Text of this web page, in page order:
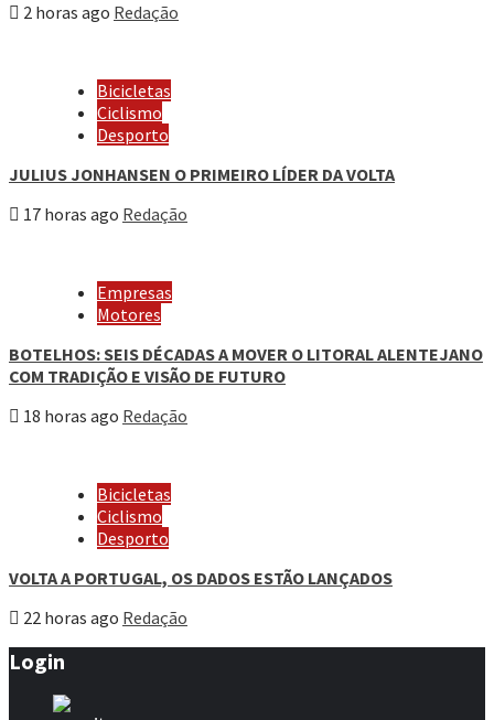
2 horas ago Redação
Bicicletas
Ciclismo
Desporto
JULIUS JONHANSEN O PRIMEIRO LÍDER DA VOLTA
17 horas ago Redação
Empresas
Motores
BOTELHOS: SEIS DÉCADAS A MOVER O LITORAL ALENTEJANO
COM TRADIÇÃO E VISÃO DE FUTURO
18 horas ago Redação
Bicicletas
Ciclismo
Desporto
VOLTA A PORTUGAL, OS DADOS ESTÃO LANÇADOS
22 horas ago Redação
Login